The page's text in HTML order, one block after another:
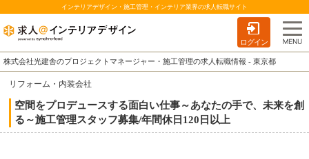
インテリアデザイン・施工管理・インテリア業界の求人転職サイト
ログイン
株式会社光建舎のプロジェクトマネージャー・施工管理の求人転職情報 - 東京都
リフォーム・内装会社
空間をプロデュースする面白い仕事～あなたの手で、未来を創
る～施工管理スタッフ募集/年間休日120日以上